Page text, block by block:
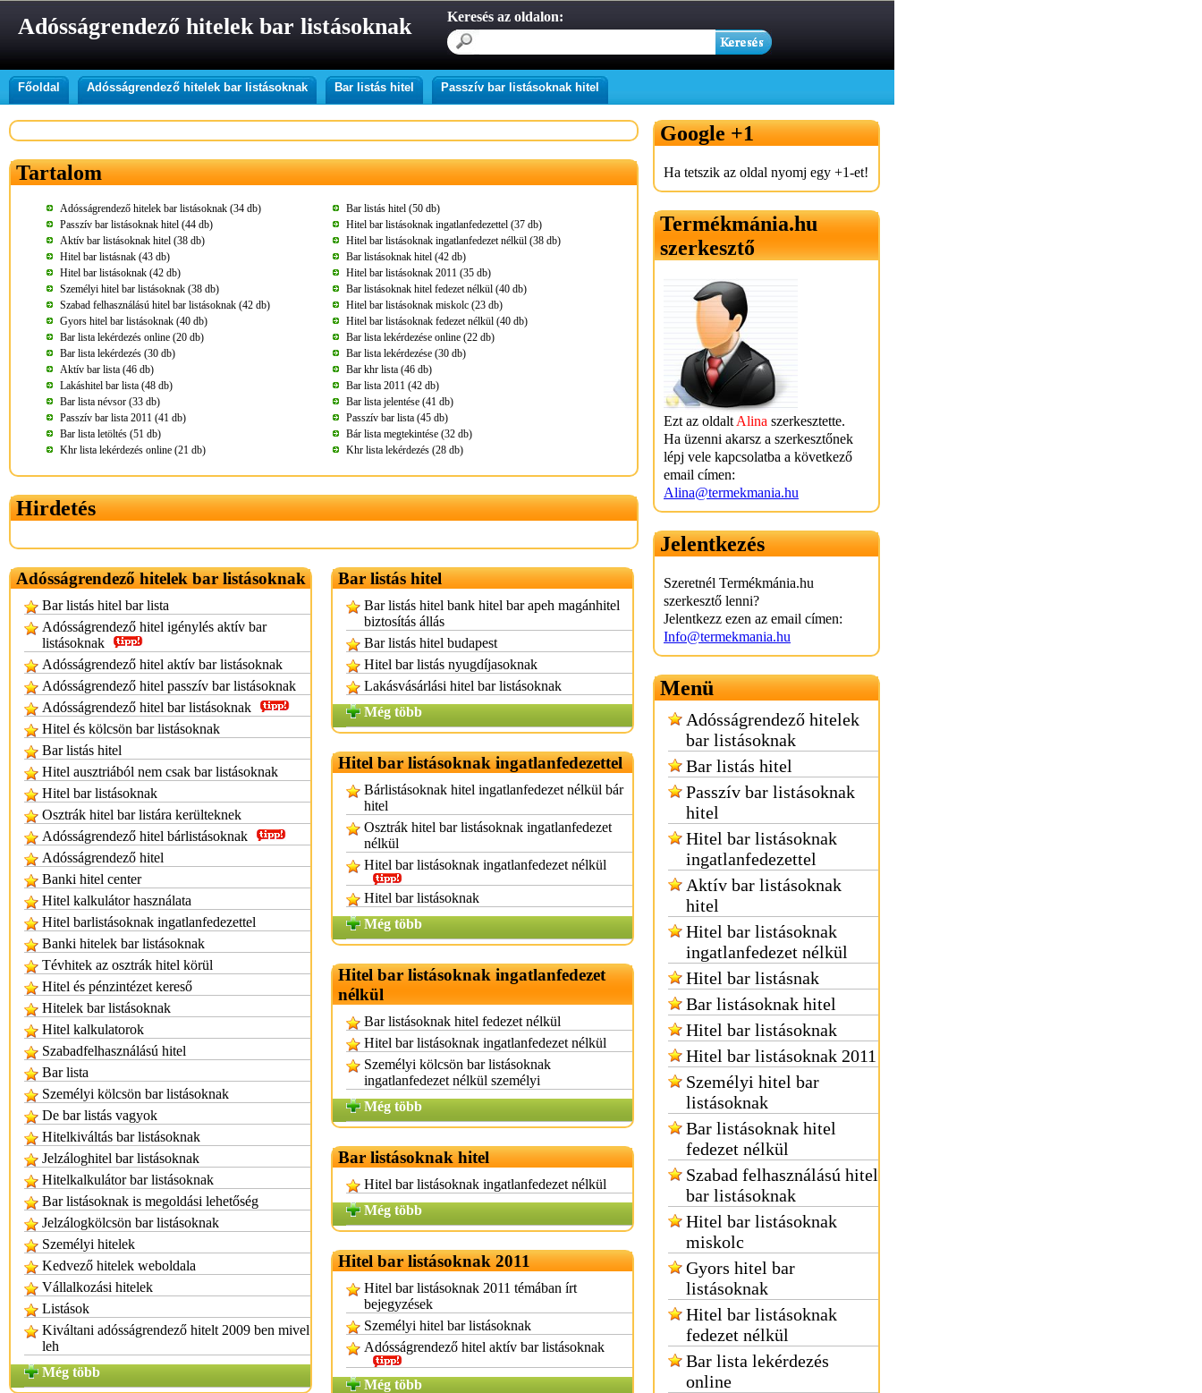
Adósságrendező hitelek bar listásoknak Keresés az oldalon:
Főoldal Adósságrendező hitelek bar listásoknak Bar listás hitel Passzív bar listásoknak hitel
Tartalom
Adósságrendező hitelek bar listásoknak (34 db)
Bar listás hitel (50 db)
Passzív bar listásoknak hitel (44 db)
Hitel bar listásoknak ingatlanfedezettel (37 db)
Aktív bar listásoknak hitel (38 db)
Hitel bar listásoknak ingatlanfedezet nélkül (38 db)
Hitel bar listásnak (43 db)
Bar listásoknak hitel (42 db)
Hitel bar listásoknak (42 db)
Hitel bar listásoknak 2011 (35 db)
Személyi hitel bar listásoknak (38 db)
Bar listásoknak hitel fedezet nélkül (40 db)
Szabad felhasználású hitel bar listásoknak (42 db)
Hitel bar listásoknak miskolc (23 db)
Gyors hitel bar listásoknak (40 db)
Hitel bar listásoknak fedezet nélkül (40 db)
Bar lista lekérdezés online (20 db)
Bar lista lekérdezése online (22 db)
Bar lista lekérdezés (30 db)
Bar lista lekérdezése (30 db)
Aktív bar lista (46 db)
Bar khr lista (46 db)
Lakáshitel bar lista (48 db)
Bar lista 2011 (42 db)
Bar lista névsor (33 db)
Bar lista jelentése (41 db)
Passzív bar lista 2011 (41 db)
Passzív bar lista (45 db)
Bar lista letöltés (51 db)
Bár lista megtekintése (32 db)
Khr lista lekérdezés online (21 db)
Khr lista lekérdezés (28 db)
Hirdetés
Adósságrendező hitelek bar listásoknak
Bar listás hitel bar lista
Adósságrendező hitel igénylés aktív bar
listásoknak
Adósságrendező hitel aktív bar listásoknak
Adósságrendező hitel passzív bar listásoknak
Adósságrendező hitel bar listásoknak
Hitel és kölcsön bar listásoknak
Bar listás hitel
Hitel ausztriából nem csak bar listásoknak
Hitel bar listásoknak
Osztrák hitel bar listára kerülteknek
Adósságrendező hitel bárlistásoknak
Adósságrendező hitel
Banki hitel center
Hitel kalkulátor használata
Hitel barlistásoknak ingatlanfedezettel
Banki hitelek bar listásoknak
Tévhitek az osztrák hitel körül
Hitel és pénzintézet kereső
Hitelek bar listásoknak
Hitel kalkulatorok
Szabadfelhasználású hitel
Bar lista
Személyi kölcsön bar listásoknak
De bar listás vagyok
Hitelkiváltás bar listásoknak
Jelzáloghitel bar listásoknak
Hitelkalkulátor bar listásoknak
Bar listásoknak is megoldási lehetőség
Jelzálogkölcsön bar listásoknak
Személyi hitelek
Kedvező hitelek weboldala
Vállalkozási hitelek
Listások
Kiváltani adósságrendező hitelt 2009 ben mivel
leh
Még több
Bar listás hitel
Bar listás hitel bank hitel bar apeh magánhitel
biztosítás állás
Bar listás hitel budapest
Hitel bar listás nyugdíjasoknak
Lakásvásárlási hitel bar listásoknak
Még több
Hitel bar listásoknak ingatlanfedezettel
Bárlistásoknak hitel ingatlanfedezet nélkül bár
hitel
Osztrák hitel bar listásoknak ingatlanfedezet
nélkül
Hitel bar listásoknak ingatlanfedezet nélkül
Hitel bar listásoknak
Még több
Hitel bar listásoknak ingatlanfedezet
nélkül
Bar listásoknak hitel fedezet nélkül
Hitel bar listásoknak ingatlanfedezet nélkül
Személyi kölcsön bar listásoknak
ingatlanfedezet nélkül személyi
Még több
Bar listásoknak hitel
Hitel bar listásoknak ingatlanfedezet nélkül
Még több
Hitel bar listásoknak 2011
Hitel bar listásoknak 2011 témában írt
bejegyzések
Személyi hitel bar listásoknak
Adósságrendező hitel aktív bar listásoknak
Még több
Google +1
Ha tetszik az oldal nyomj egy +1-et!
Termékmánia.hu
szerkesztő
Ezt az oldalt Alina szerkesztette.
Ha üzenni akarsz a szerkesztőnek
lépj vele kapcsolatba a következő
email címen:
Alina@termekmania.hu
Jelentkezés
Szeretnél Termékmánia.hu
szerkesztő lenni?
Jelentkezz ezen az email címen:
Info@termekmania.hu
Menü
Adósságrendező hitelek
bar listásoknak
Bar listás hitel
Passzív bar listásoknak
hitel
Hitel bar listásoknak
ingatlanfedezettel
Aktív bar listásoknak
hitel
Hitel bar listásoknak
ingatlanfedezet nélkül
Hitel bar listásnak
Bar listásoknak hitel
Hitel bar listásoknak
Hitel bar listásoknak 2011
Személyi hitel bar
listásoknak
Bar listásoknak hitel
fedezet nélkül
Szabad felhasználású hitel
bar listásoknak
Hitel bar listásoknak
miskolc
Gyors hitel bar
listásoknak
Hitel bar listásoknak
fedezet nélkül
Bar lista lekérdezés
online